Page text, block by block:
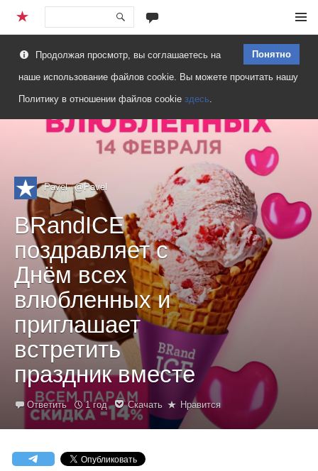
Перейти
содержимому
Понятно
Продолжая просмотр, вы соглашаетесь на
наше использование файлов cookie. Вы можете прочитать нашу
Политику в отношении файлов cookie здесь.
Pavel @Pavel
BRandICE
поздравляет с
Днём всех
влюбленных и
приглашает
встретить
праздник вместе
Ответить 1 год Скачать Нравится